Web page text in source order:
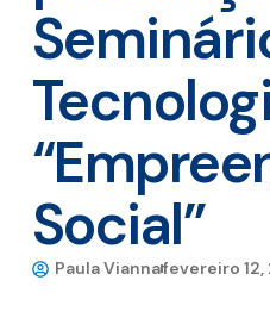
Social”
Paula Viannafevereiro 12,